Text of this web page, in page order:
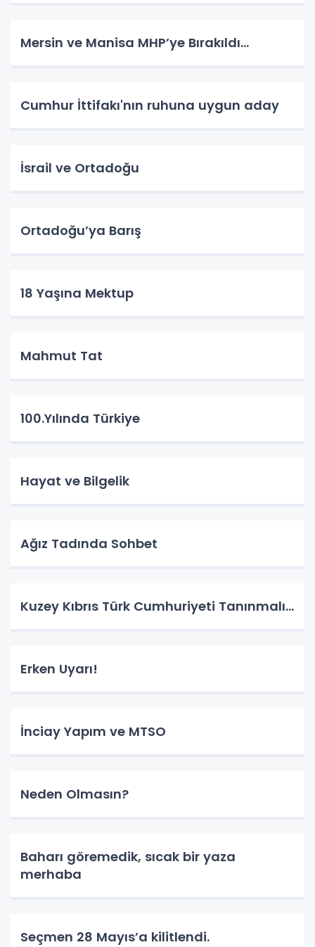
Mersin ve Manisa MHP’ye Bırakıldı…
Cumhur İttifakı'nın ruhuna uygun aday
İsrail ve Ortadoğu
Ortadoğu’ya Barış
18 Yaşına Mektup
Mahmut Tat
100.Yılında Türkiye
Hayat ve Bilgelik
Ağız Tadında Sohbet
Kuzey Kıbrıs Türk Cumhuriyeti Tanınmalı…
Erken Uyarı!
İnciay Yapım ve MTSO
Neden Olmasın?
Baharı göremedik, sıcak bir yaza
merhaba
Seçmen 28 Mayıs’a kilitlendi.